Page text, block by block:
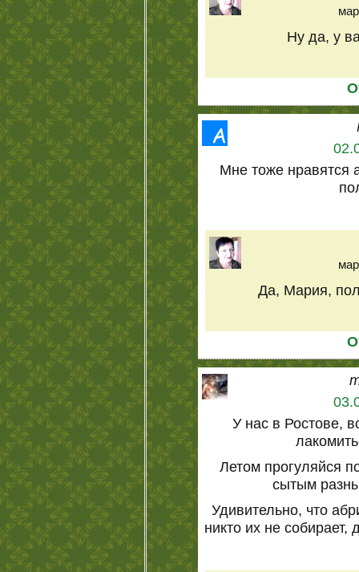
Ну да, у
Мне тоже нравятся
Да, Мария,
У нас в Ростове,
Летом прогуляйся
сытым
Удивительно, что
никто их не